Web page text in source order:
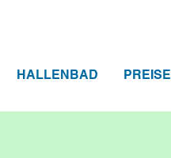
HALLENBAD PREISE